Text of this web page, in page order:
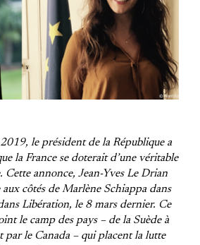
le président de la République a
la France se doterait d’une véritable
annonce, Jean-Yves Le Drian
aux côtés de Marlène Schiappa dans
Libération, le 8 mars dernier. Ce
le camp des pays – de la Suède à
par le Canada – qui placent la lutte